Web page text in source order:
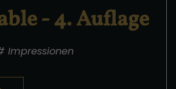
- 4. Auflage
Impressionen